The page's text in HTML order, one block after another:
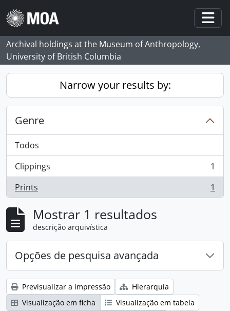
Skip to main content
Archival holdings at the Museum of Anthropology,
University of British Columbia
Narrow your results by:
Genre
Todos
Clippings
, 1 resultados
1
Prints
, 1 resultados 1
Mostrar 1 resultados
descrição arquivística
Opções de pesquisa avançada
Previsualizar a impressão
Hierarquia
Visualização em ficha
Visualização em tabela